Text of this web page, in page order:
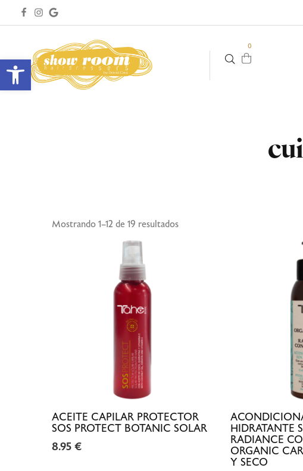
Abrir barra de herramientas
0
Mostrando 1–12 de 19 resultados
ACEITE CAPILAR PROTECTOR
SOS PROTECT BOTANIC SOLAR
8.95 €
HIDRATANTE
RADIANCE
ORGANIC
Y SECO